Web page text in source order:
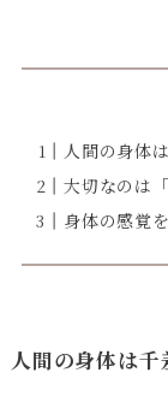
人間の身体
大切なのは
身体の感覚
人間の身体は千